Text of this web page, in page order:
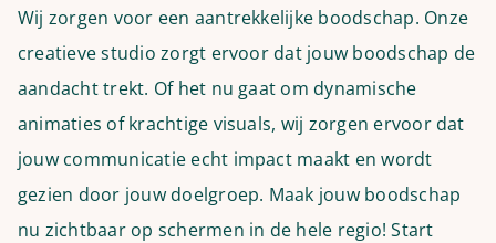
Wij zorgen voor een aantrekkelijke boodschap. Onze
creatieve studio zorgt ervoor dat jouw boodschap de
aandacht trekt. Of het nu gaat om dynamische
animaties of krachtige visuals, wij zorgen ervoor dat
jouw communicatie echt impact maakt en wordt
gezien door jouw doelgroep. Maak jouw boodschap
nu zichtbaar op schermen in de hele regio! Start